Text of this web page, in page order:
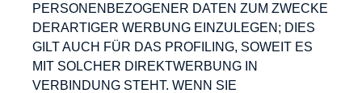
PERSONENBEZOGENER DATEN ZUM ZWECKE
DERARTIGER WERBUNG EINZULEGEN; DIES
GILT AUCH FÜR DAS PROFILING, SOWEIT ES
MIT SOLCHER DIREKTWERBUNG IN
VERBINDUNG STEHT. WENN SIE